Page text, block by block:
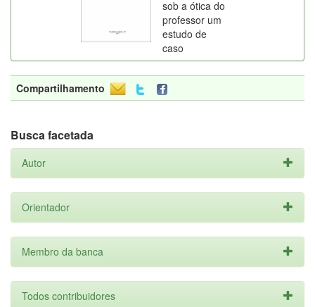
sob a ótica do
professor um
estudo de
caso
Compartilhamento
Busca facetada
Autor
Orientador
Membro da banca
Todos contribuidores